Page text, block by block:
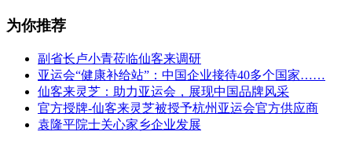
为你推荐
副省长卢小青莅临仙客来调研
亚运会“健康补给站”：中国企业接待40多个国家……
仙客来灵芝：助力亚运会，展现中国品牌风采
官方授牌-仙客来灵芝被授予杭州亚运会官方供应商
袁隆平院士关心家乡企业发展